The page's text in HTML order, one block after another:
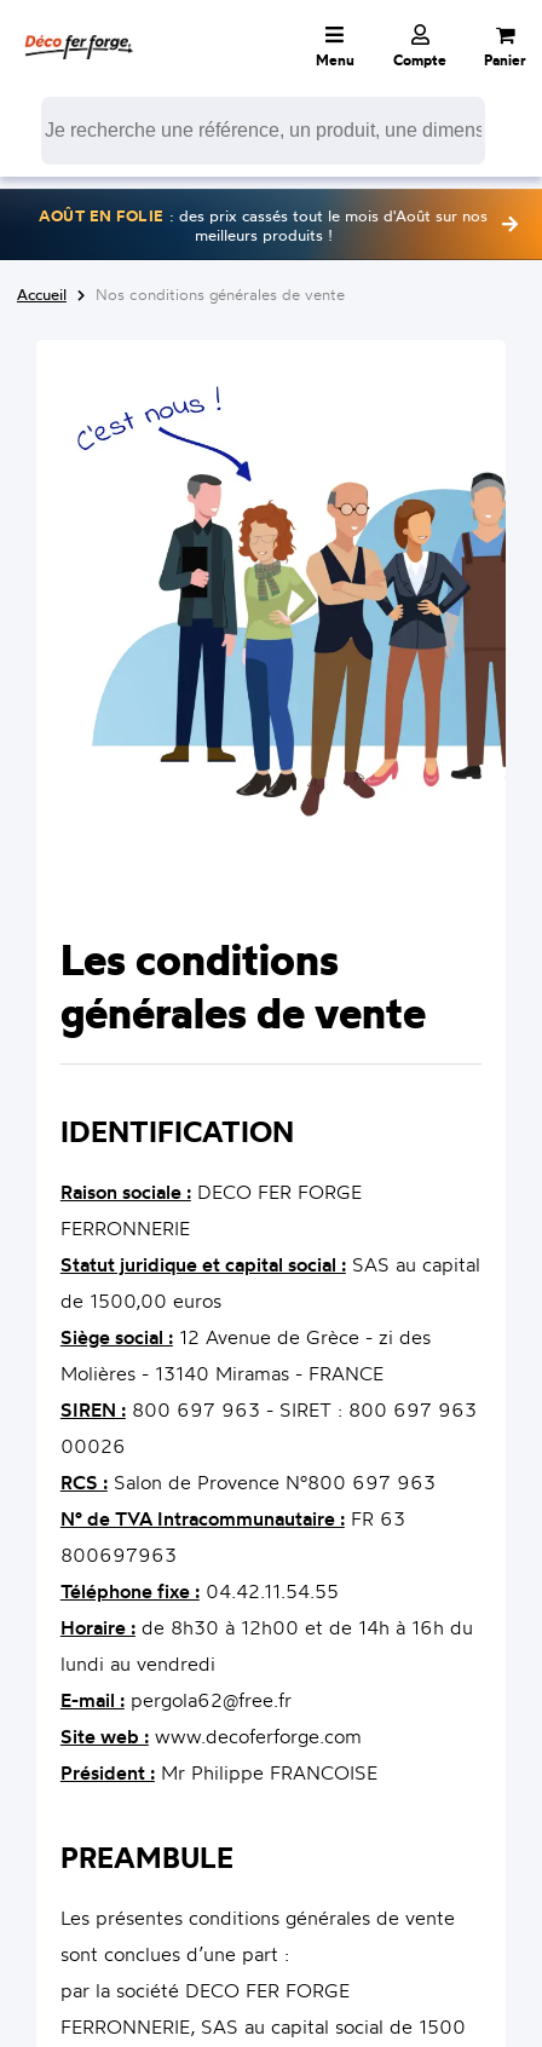
Menu Compte Panier
AOÛT EN FOLIE : des prix cassés tout le mois d'Août sur nos
meilleurs produits !
Accueil Nos conditions générales de vente
Les conditions
générales de vente
IDENTIFICATION
Raison sociale :DECO FER FORGE
FERRONNERIE
Statut juridique et capital social :SAS au capital
de 1500,00 euros
Siège social :12 Avenue de Grèce - zi des
Molières - 13140 Miramas - FRANCE
SIREN :800 697 963 - SIRET : 800 697 963
00026
RCS :Salon de Provence N°800 697 963
N° de TVA Intracommunautaire :FR 63
800697963
Téléphone fixe :04.42.11.54.55
Horaire :de 8h30 à 12h00 et de 14h à 16h du
lundi au vendredi
E-mail :pergola62@free.fr
Site web :www.decoferforge.com
Président :Mr Philippe FRANCOISE
PREAMBULE
Les présentes conditions générales de vente
sont conclues d’une part :
par la société DECO FER FORGE
FERRONNERIE, SAS au capital social de 1500